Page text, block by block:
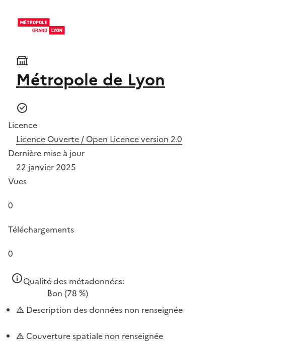
Métropole de Lyon
Licence
Licence Ouverte / Open Licence version 2.0
Dernière mise à jour
22 janvier 2025
Vues
0
Téléchargements
0
Qualité des métadonnées:
Bon (78 %)
Description des données non renseignée
Couverture spatiale non renseignée